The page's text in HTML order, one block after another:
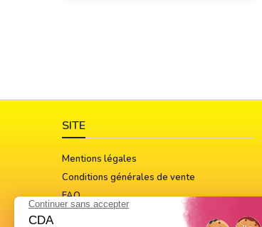
SITE
Mentions légales
Conditions générales de vente
FAQ